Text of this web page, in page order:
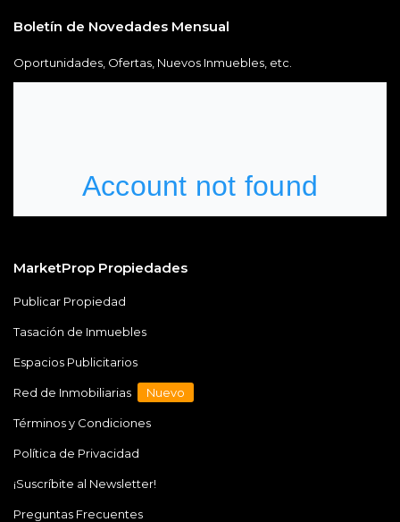
Boletín de Novedades Mensual
Oportunidades, Ofertas, Nuevos Inmuebles, etc.
MarketProp Propiedades
Publicar Propiedad
Tasación de Inmuebles
Espacios Publicitarios
Red de Inmobiliarias Nuevo
Términos y Condiciones
Política de Privacidad
¡Suscríbite al Newsletter!
Preguntas Frecuentes